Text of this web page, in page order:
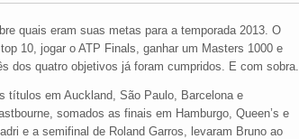
quais eram suas metas para a temporada 2013. O
10, jogar o ATP Finals, ganhar um Masters 1000 e
dos quatro objetivos já foram cumpridos. E com sobra.
títulos em Auckland, São Paulo, Barcelona e
somados as finais em Hamburgo, Queen’s e
e a semifinal de Roland Garros, levaram Bruno ao